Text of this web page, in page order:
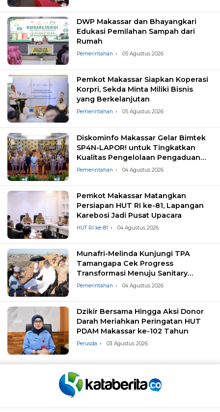
DWP Makassar dan Bhayangkari
Edukasi Pemilahan Sampah dari
Rumah
Pemerintahan 05 Agustus 2026
Pemkot Makassar Siapkan Koperasi
Korpri, Sekda Minta Miliki Bisnis
yang Berkelanjutan
Pemerintahan 05 Agustus 2026
Diskominfo Makassar Gelar Bimtek
SP4N-LAPOR! untuk Tingkatkan
Kualitas Pengelolaan Pengaduan
Masyarakat
Pemerintahan 04 Agustus 2026
Pemkot Makassar Matangkan
Persiapan HUT RI ke-81, Lapangan
Karebosi Jadi Pusat Upacara
HUT RI ke-81 04 Agustus 2026
Munafri-Melinda Kunjungi TPA
Tamangapa Cek Progress
Transformasi Menuju Sanitary
Landfill
Pemerintahan 04 Agustus 2026
Dzikir Bersama Hingga Aksi Donor
Darah Meriahkan Peringatan HUT
PDAM Makassar ke-102 Tahun
Perusda 03 Agustus 2026